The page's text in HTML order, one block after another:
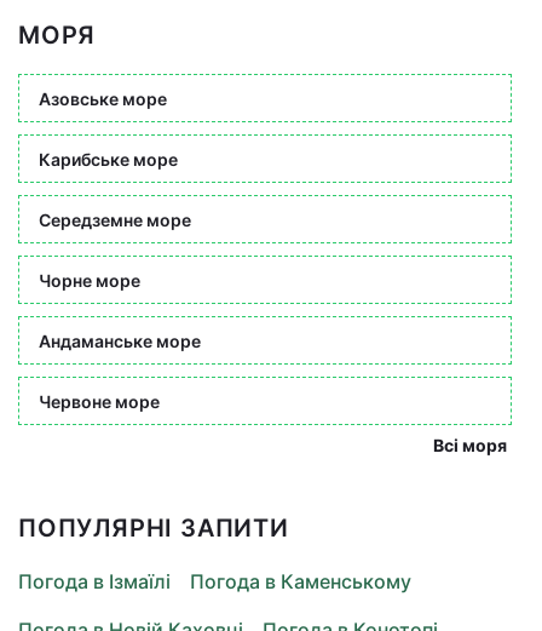
МОРЯ
Азовське море
Карибське море
Середземне море
Чорне море
Андаманське море
Червоне море
Всі моря
ПОПУЛЯРНІ ЗАПИТИ
Погода в Ізмаїлі
Погода в Каменському